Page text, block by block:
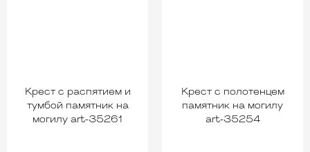
Крест с распятием и
тумбой памятник на
могилу art-35261
Крест с полотенцем
памятник на могилу
art-35254